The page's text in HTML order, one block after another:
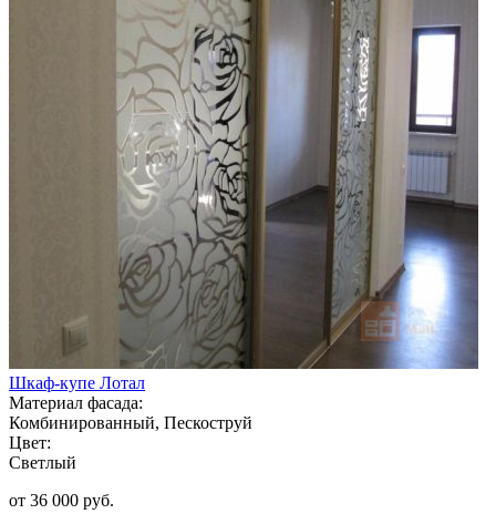
Шкаф-купе Лотал
Материал фасада:
Комбинированный, Пескоструй
Цвет:
Светлый
от 36 000 руб.